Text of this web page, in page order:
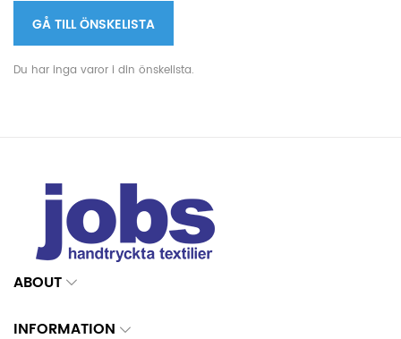
GÅ TILL ÖNSKELISTA
Du har inga varor i din önskelista.
ABOUT
INFORMATION